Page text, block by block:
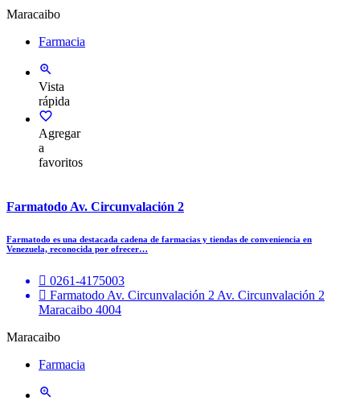
Maracaibo
Farmacia
Vista
rápida
Agregar
a
favoritos
Farmatodo Av. Circunvalación 2
Farmatodo es una destacada cadena de farmacias y tiendas de conveniencia en
Venezuela, reconocida por ofrecer…
0261-4175003
Farmatodo Av. Circunvalación 2 Av. Circunvalación 2
Maracaibo 4004
Maracaibo
Farmacia